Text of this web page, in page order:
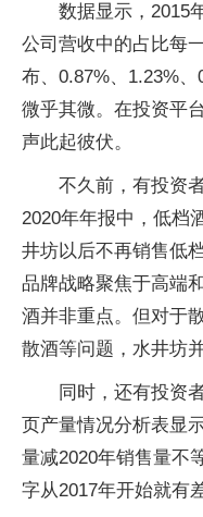
数据显示，2015
公司营收中的占比每
布、0.87%、1.23%
微乎其微。在投资平
声此起彼伏。
不久前，有投资
2020年年报中，低档
井坊以后不再销售低
品牌战略聚焦于高端
酒并非重点。但对于
散酒等问题，水井坊
同时，还有投资
页产量情况分析表显
量减2020年销售量不
字从2017年开始就有